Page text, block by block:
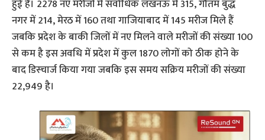
हुई है। 2278 नए मरीजों में सर्वाधिक लखनऊ में 315, गौतम बुद्ध
नगर में 214, मेरठ में 160 तथा गाजियाबाद में 145 मरीज मिले हैं
जबकि प्रदेश के बाकी जिलों में नए मिलने वाले मरीजों की संख्या 100
से कम है इस अवधि में प्रदेश में कुल 1870 लोगों को ठीक होने के
बाद डिस्चार्ज किया गया जबकि इस समय सक्रिय मरीजों की संख्या
22,949 है।